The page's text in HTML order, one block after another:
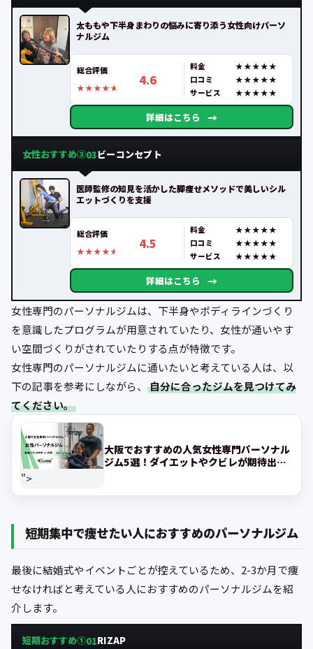
太ももや下半身まわりの悩みに寄り添う女性向けパーソ
ナルジム
総合評価
4.6
料金
口コミ
サービス
詳細はこちら →
女性おすすめ③03ビーコンセプト
医師監修の知見を活かした脚痩せメソッドで美しいシル
エットづくりを支援
総合評価
4.5
料金
口コミ
サービス
詳細はこちら →
女性専門のパーソナルジムは、下半身やボディラインづくり
を意識したプログラムが用意されていたり、女性が通いやす
い空間づくりがされていたりする点が特徴です。
女性専門のパーソナルジムに通いたいと考えている人は、以
下の記事を参考にしながら、
自分に合ったジムを見つけてみ
てください。
">
大阪でおすすめの人気女性専門パーソナル
ジム5選！ダイエットやクビレが期待出来
短期集中で痩せたい人におすすめのパーソナルジム
最後に結婚式やイベントごとが控えているため、2-3か月で痩
せなければと考えている人におすすめのパーソナルジムを紹
介します。
短期おすすめ①01RIZAP